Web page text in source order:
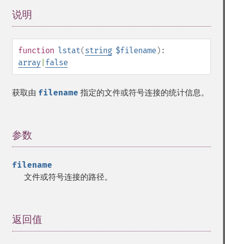
说明
function lstat(string $filename):
array false
获取由 filename 指定的文件或符号连接的统计信息。
参数
filename
文件或符号连接的路径。
返回值